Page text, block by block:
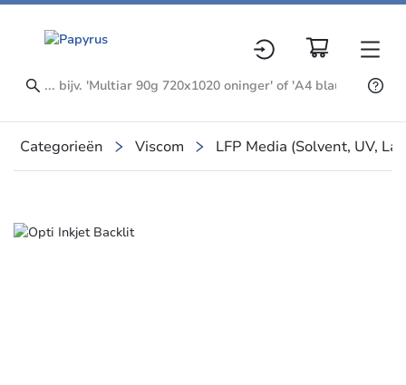
Categorieën Viscom LFP Media (Solvent, UV,
Slide 1 of 1